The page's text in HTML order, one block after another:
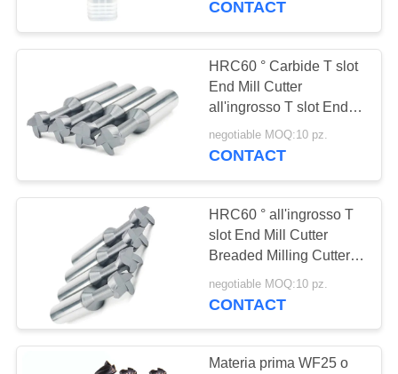
macchina utensile T di
CNC
CONTACT
HRC60 ° Carbide T slot
End Mill Cutter
all'ingrosso T slot End
Mill Cutter Fregiatore
brasato
negotiable MOQ:10 pz.
CONTACT
HRC60 ° all'ingrosso T
slot End Mill Cutter
Breaded Milling Cutter
Carbide T slot End Mill
Cutter
negotiable MOQ:10 pz.
CONTACT
Materia prima WF25 o